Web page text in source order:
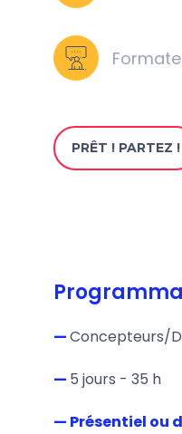
PRÊT ! PARTEZ !
—Concepteurs/
— 5 jours - 35 h
— Présentiel ou